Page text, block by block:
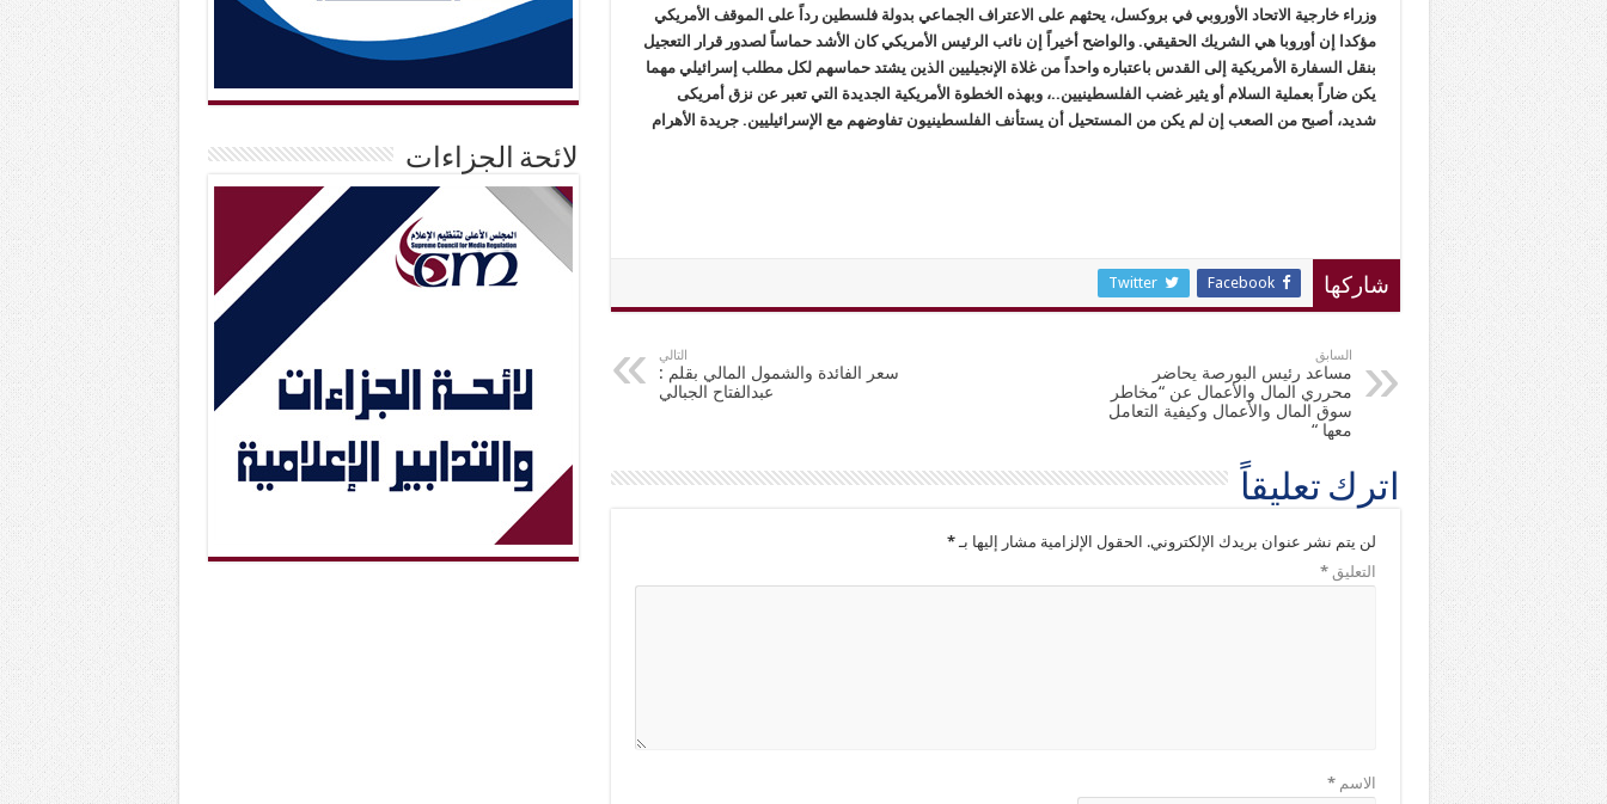
وزراء خارجية الاتحاد الأوروبي في بروكسل، يحثهم على الاعتراف الجماعي بدولة فلسطين رداً على الموقف الأمريكي
مؤكدا إن أوروبا هي الشريك الحقيقي. والواضح أخيراً إن نائب الرئيس الأمريكي كان الأشد حماساً لصدور قرار التعجيل
بنقل السفارة الأمريكية إلى القدس باعتباره واحداً من غلاة الإنجيليين الذين يشتد حماسهم لكل مطلب إسرائيلي مهما
يكن ضاراً بعملية السلام أو يثير غضب الفلسطينيين..، وبهذه الخطوة الأمريكية الجديدة التي تعبر عن نزق أمريكى
شديد، أصبح من الصعب إن لم يكن من المستحيل أن يستأنف الفلسطينيون تفاوضهم مع الإسرائيليين. جريدة الأهرام
شاركها Facebook
Twitter
السابق
مساعد رئيس البورصة يحاضر
محرري المال والأعمال عن “مخاطر
سوق المال والأعمال وكيفية التعامل
معها “
التالي
سعر الفائدة والشمول المالي بقلم :
عبدالفتاح الجبالي
اترك تعليقاً
لن يتم نشر عنوان بريدك الإلكتروني. الحقول الإلزامية مشار إليها بـ*
التعليق*
الاسم*
لائحة الجزاءات